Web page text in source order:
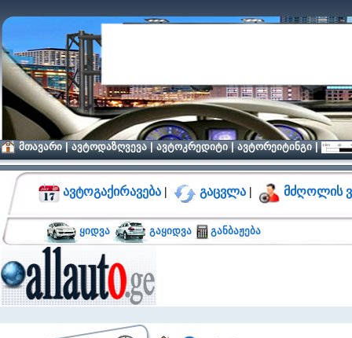
მთავარი|ავტოდაზღვევა|ავტოკრედიტი|ავტორეიტინგი|
ავტოგაქირავება | გაცვლა | მძღოლის
ყიდვა გაყიდვა განბაჟება